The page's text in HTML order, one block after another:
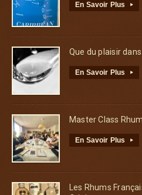
En Savoir Plus ▸
Que du plaisir
En Savoir Plus ▸
Master Class
En Savoir Plus ▸
Les Rhums